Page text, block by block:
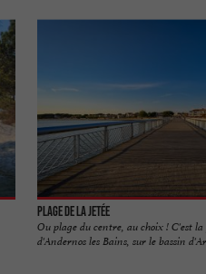
Plage de la Jetée
Ou plage du centre, au choix ! C'est
d'Andernos les Bains, sur le bassin